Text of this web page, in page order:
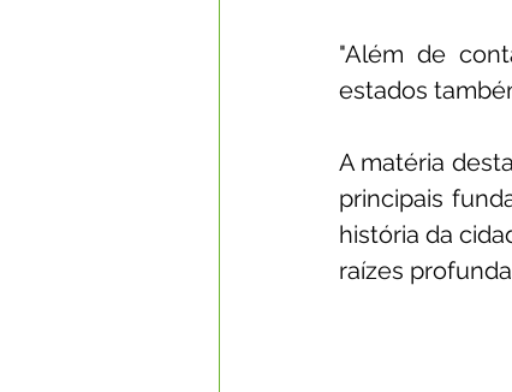
"Além de
estados
A matéria
principais
história da
raízes